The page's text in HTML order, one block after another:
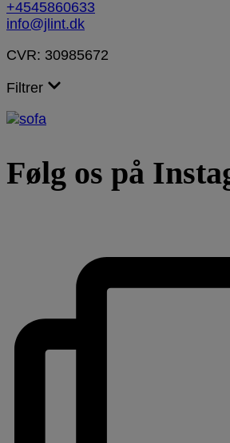
+4545860633
info@jlint.dk
CVR: 30985672
Filtrer
Følg os på